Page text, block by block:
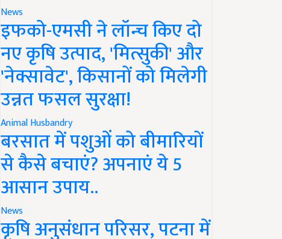
News
इफको-एमसी ने लॉन्च किए दो
नए कृषि उत्पाद, 'मित्सुकी' और
'नेक्सावेट', किसानों को मिलेगी
उन्नत फसल सुरक्षा!
Animal Husbandry
बरसात में पशुओं को बीमारियों
से कैसे बचाएं? अपनाएं ये 5
आसान उपाय..
News
कृषि अनुसंधान परिसर, पटना में